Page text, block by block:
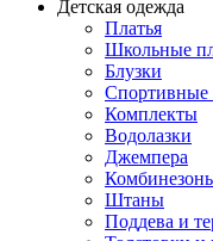
Детская одежда
Платья
Школьные
Блузки
Комплекты
Водолазки
Джемпера
Штаны
Поддева и